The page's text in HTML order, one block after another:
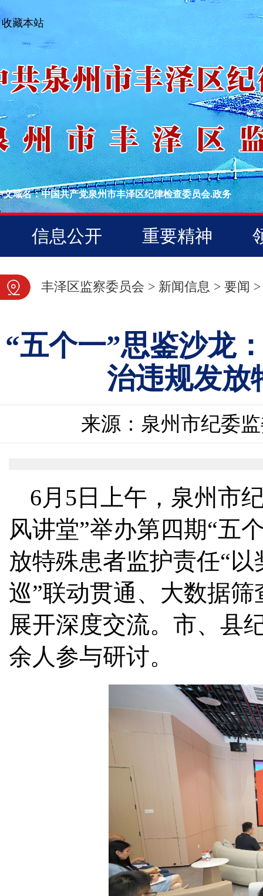
收藏本站
文域名：中国共产党泉州市丰泽区纪律检查委员会.政务
信息公开 重要精神
图片新闻
丰泽区监察委员会 > 新闻信息 > 要闻 >
“五个一”思鉴沙龙
治违规发放
来源：泉州市纪委
6月5日上午，泉州市
风讲堂”举办第四期“五
放特殊患者监护责任“
巡”联动贯通、大数据
展开深度交流。市、县
余人参与研讨。